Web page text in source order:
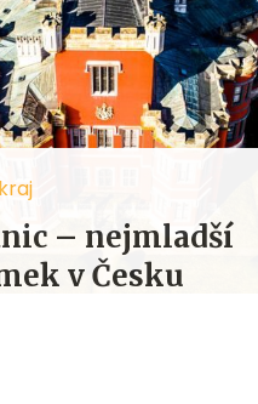
– nejmladší
v Česku